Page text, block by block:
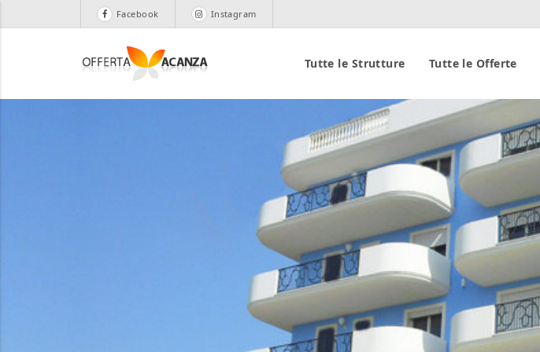
Facebook Instagram
Tutte le Strutture Tutte le Offerte